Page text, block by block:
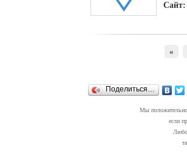
Сайт:
«
Поделиться…
Мы положительно
если